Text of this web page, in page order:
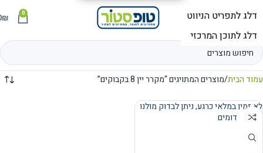
תפריט 0
₪
עמוד הבית מוצרים המתויגים “מקרר יין 8 בקבוקים”
נמכר
לא זמין במלאי כרגע, ניתן לבדוק מולנו
מוצרים דומים